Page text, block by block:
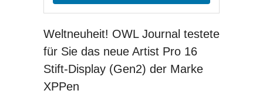
Weltneuheit! OWL Journal testete
für Sie das neue Artist Pro 16
Stift-Display (Gen2) der Marke
XPPen